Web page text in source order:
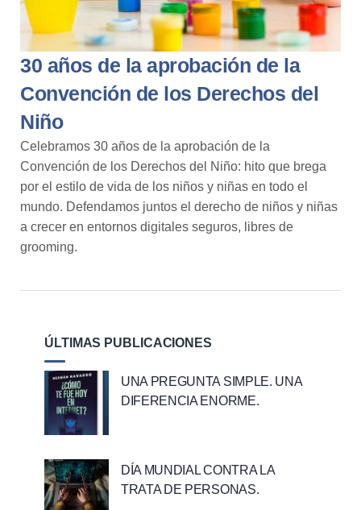
30 años de la aprobación de la
Convención de los Derechos del
Niño
Celebramos 30 años de la aprobación de la
Convención de los Derechos del Niño: hito que brega
por el estilo de vida de los niños y niñas en todo el
mundo. Defendamos juntos el derecho de niños y niñas
a crecer en entornos digitales seguros, libres de
grooming.
ÚLTIMAS PUBLICACIONES
UNA PREGUNTA SIMPLE. UNA
DIFERENCIA ENORME.
DÍA MUNDIAL CONTRA LA
TRATA DE PERSONAS.